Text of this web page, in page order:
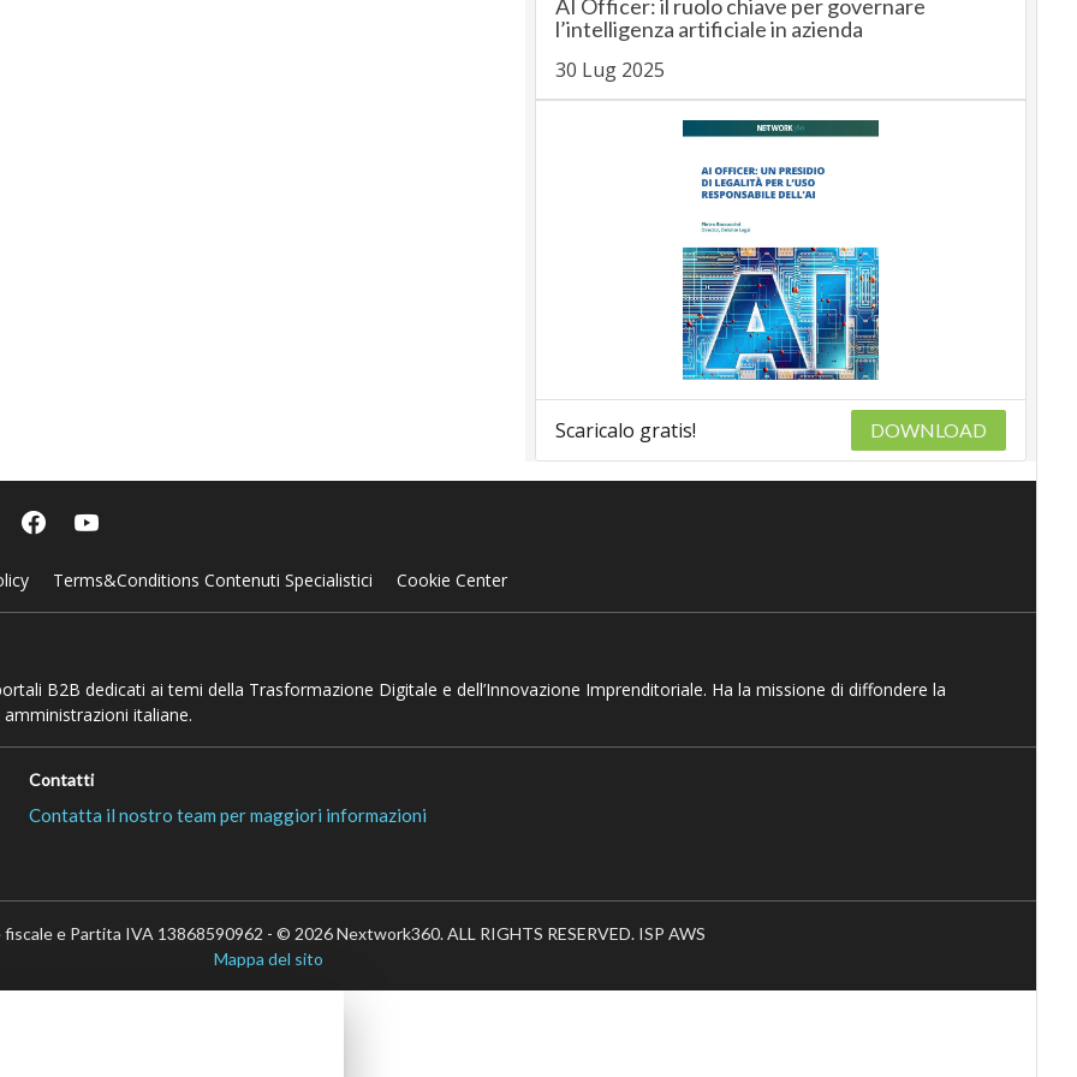
AI Officer: il ruolo chiave per governare
l’intelligenza artificiale in azienda
30 Lug 2025
Scaricalo gratis! DOWNLOAD
Terms&Conditions Contenuti Specialistici Cookie Center
B2B dedicati ai temi della Trasformazione Digitale e dell’Innovazione Imprenditoriale. Ha la missione di diffondere la
italiane.
Contatti
Contatta il nostro team per maggiori informazioni
e Partita IVA 13868590962 - © 2026 Nextwork360. ALL RIGHTS RESERVED. ISP AWS
Mappa del sito